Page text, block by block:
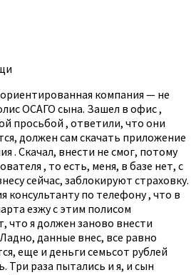
компания — не
ОСАГО сына. Зашел в офис ,
просьбой , ответили, что они
должен сам скачать приложение
. Скачал, внести не смог, потому
, то есть, меня, в базе нет, с
сейчас, заблокируют страховку.
консультанту по телефону , что в
езжу с этим полисом
что я должен заново внести
данные внес, все равно
еще и деньги семьсот рублей
Три раза пытались и я, и сын